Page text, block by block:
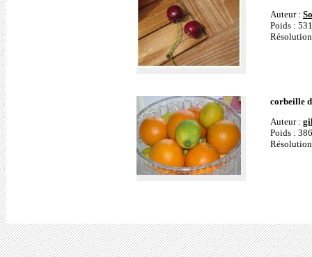
Auteur : So
Poids :
corbeille
Auteur :
Poids :